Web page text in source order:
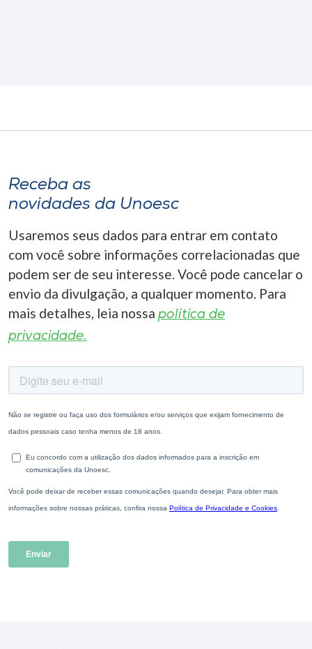
Receba as
novidades da Unoesc
Usaremos seus dados para entrar em contato
com você sobre informações correlacionadas que
podem ser de seu interesse. Você pode cancelar o
envio da divulgação, a qualquer momento. Para
mais detalhes, leia nossa política de
privacidade.